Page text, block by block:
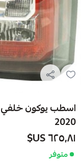
2020
٦٢٥٫٨١ US$
متوفر